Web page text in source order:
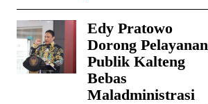
Edy Pratowo
Dorong Pelayanan
Publik Kalteng
Bebas
Maladministrasi